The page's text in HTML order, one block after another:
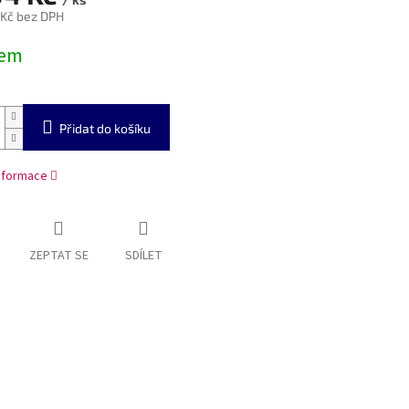
bez DPH
Přidat do košíku
ZEPTAT SE SDÍLET